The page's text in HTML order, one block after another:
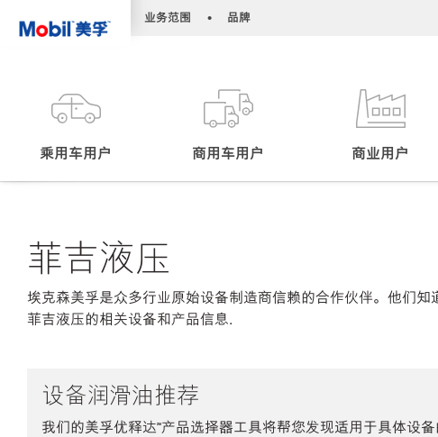
业务范围 • 品牌
乘用车用户 商用车用户 商业用户
菲吉液压
埃克森美孚是众多行业原始设备制造商信赖的合作伙伴。他们
菲吉液压的相关设备和产品信息.
设备润滑油推荐
我们的美孚优释达℠产品选择器工具将帮您发现适用于具体设备